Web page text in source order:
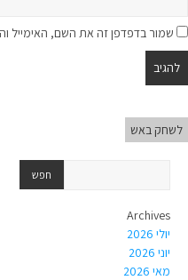
שמור בדפדפן זה את השם, האימייל
לשחק באש
Archives
יולי 2026
יוני 2026
מאי 2026